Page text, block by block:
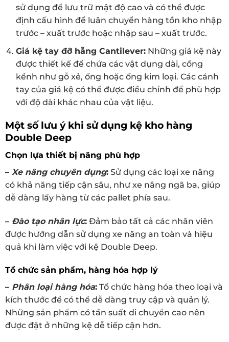
sử dụng để lưu trữ mật độ cao và có thể được
định cấu hình để luân chuyển hàng tồn kho nhập
trước – xuất trước hoặc nhập sau – xuất trước.
Giá kệ tay đỡ hẫng Cantilever:Những giá kệ này
được thiết kế để chứa các vật dụng dài, cồng
kềnh như gỗ xẻ, ống hoặc ống kim loại. Các cánh
tay của giá kệ có thể được điều chỉnh để phù hợp
với độ dài khác nhau của vật liệu.
Một số lưu ý khi sử dụng kệ kho hàng
Double Deep
Chọn lựa thiết bị nâng phù hợp
– Xe nâng chuyên dụng: Sử dụng các loại xe nâng
có khả năng tiếp cận sâu, như xe nâng ngã ba, giúp
dễ dàng lấy hàng từ các pallet phía sau.
– Đào tạo nhân lực: Đảm bảo tất cả các nhân viên
được hướng dẫn sử dụng xe nâng an toàn và hiệu
quả khi làm việc với kệ Double Deep.
Tổ chức sản phẩm, hàng hóa hợp lý
– Phân loại hàng hóa: Tổ chức hàng hóa theo loại và
kích thước để có thể dễ dàng truy cập và quản lý.
Những sản phẩm có tần suất di chuyển cao nên
được đặt ở những kệ dễ tiếp cận hơn.